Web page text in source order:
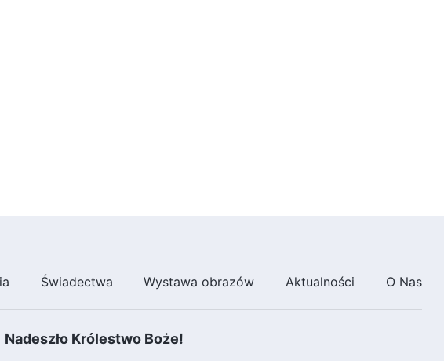
Słowo Boże na każdy dzień:
Świadectwa Wystawa obrazów Aktualności O Nas
Nadeszło Królestwo Boże!